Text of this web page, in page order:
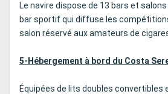
Le navire dispose de 13 bars et
bar sportif qui diffuse les
salon réservé aux amateurs de
5-Hébergement à bord du Costa
Équipées de lits doubles convertibles